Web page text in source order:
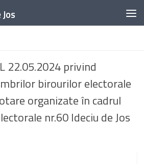
22.05.2024 privind
birourilor electorale
organizate în cadrul
nr.60 Ideciu de Jos